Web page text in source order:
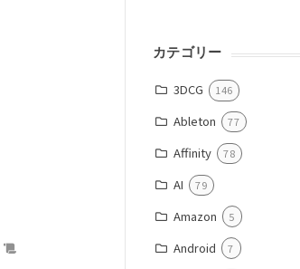
カテゴリー
3DCG 146
Ableton 77
Affinity 78
AI 79
Amazon 5
Android 7